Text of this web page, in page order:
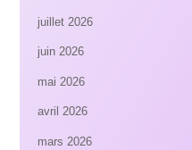
juillet 2026
juin 2026
mai 2026
avril 2026
mars 2026